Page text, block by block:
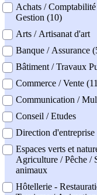
professionel
Achats /
Gestion (10)
Arts / Artisanat d'art
Banque / Assurance
Bâtiment / Travaux
Commerce / Vente
Communication /
Conseil / Etudes
Direction d'entreprise
Espaces verts et
Agriculture / Pêche /
animaux
Hôtellerie -